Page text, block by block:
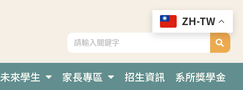
未來學生 家長專區 招生資訊
系所獎學金
ZH-TW